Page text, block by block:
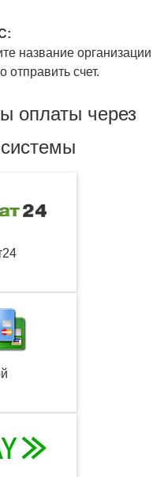
название организации
счет.
оплаты через